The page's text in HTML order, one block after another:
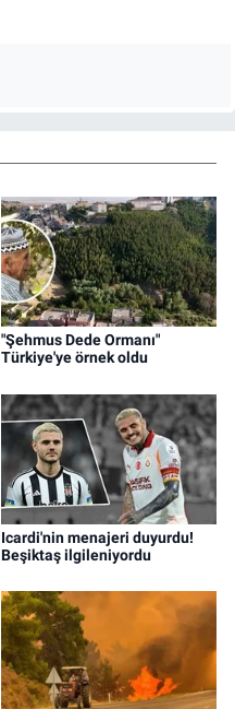
"Şehmus Dede Ormanı"
Türkiye'ye örnek oldu
Icardi'nin menajeri duyurdu!
Beşiktaş ilgileniyordu